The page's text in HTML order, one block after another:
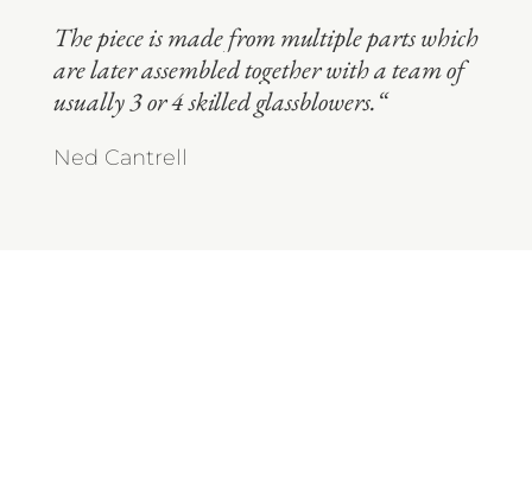
The piece is made from multiple parts which
are later assembled together with a team of
usually 3 or 4 skilled glassblowers.“
Ned Cantrell